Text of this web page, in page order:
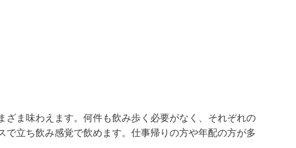
ざま味わえます。何件も飲み歩く必要がなく、それぞれの
で立ち飲み感覚で飲めます。仕事帰りの方や年配の方が多